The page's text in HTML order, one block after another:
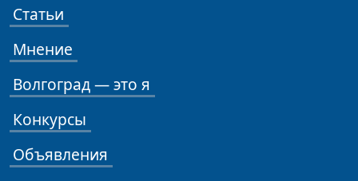
Статьи
Мнение
Волгоград — это я
Конкурсы
Объявления